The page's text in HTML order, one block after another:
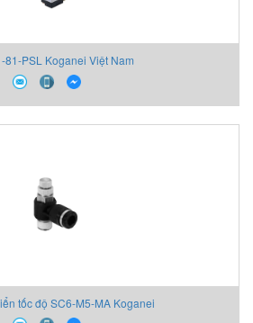
81-PSL Koganei Việt Nam
tốc độ SC6-M5-MA Koganei